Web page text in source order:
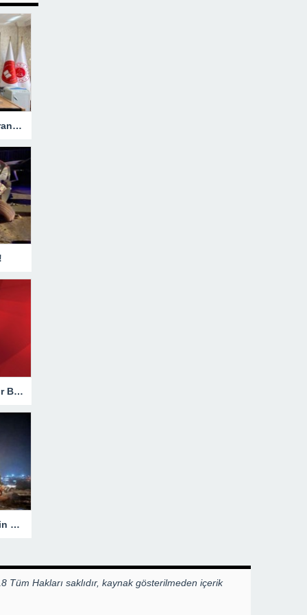
Hakkari’ye Atanan Başsavcı Turan Görevine Başladı
Hakkari’de Trafik Kazasında Ağır Bilanço!
Heyelanla Kapanan Yol, Ekiplerin Müdahalesiyle Açıldı!
Tüm Hakları saklıdır, kaynak gösterilmeden içerik